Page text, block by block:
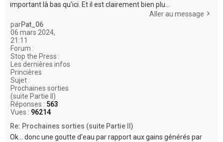
important là bas qu'ici. Et il est clairement bien plu...
Aller au message
parPat_06
06 mars 2024,
21:11
Forum :
Stop the Press :
Les dernières infos
Princières
Sujet :
Prochaines sorties
(suite Partie II)
Réponses : 563
Vues : 96214
Re: Prochaines sorties (suite Partie II)
Ok... donc une goutte d'eau par rapport aux gains générés par